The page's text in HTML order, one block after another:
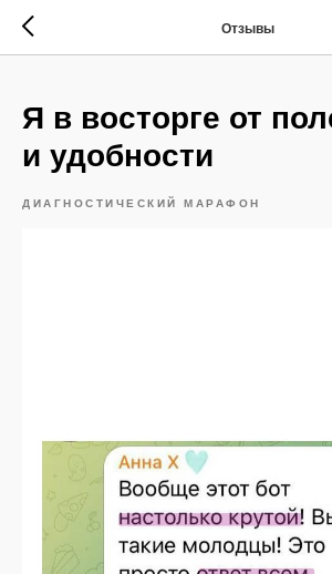
Отзывы
Я в восторге от
и удобности
ДИАГНОСТИЧЕСКИЙ МАРАФОН